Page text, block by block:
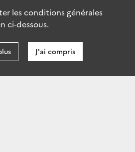
les conditions générales
ci-dessous.
J'ai compris